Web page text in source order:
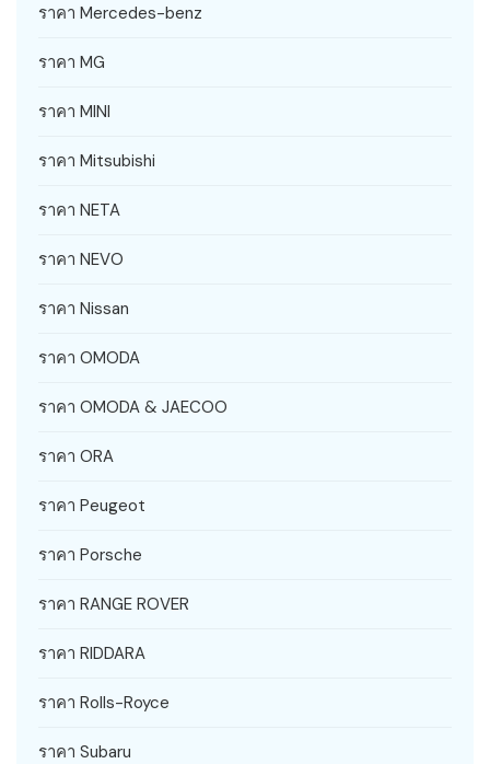
ราคา Mercedes-benz
ราคา MG
ราคา MINI
ราคา Mitsubishi
ราคา NETA
ราคา NEVO
ราคา Nissan
ราคา OMODA
ราคา OMODA & JAECOO
ราคา ORA
ราคา Peugeot
ราคา Porsche
ราคา RANGE ROVER
ราคา RIDDARA
ราคา Rolls-Royce
ราคา Subaru